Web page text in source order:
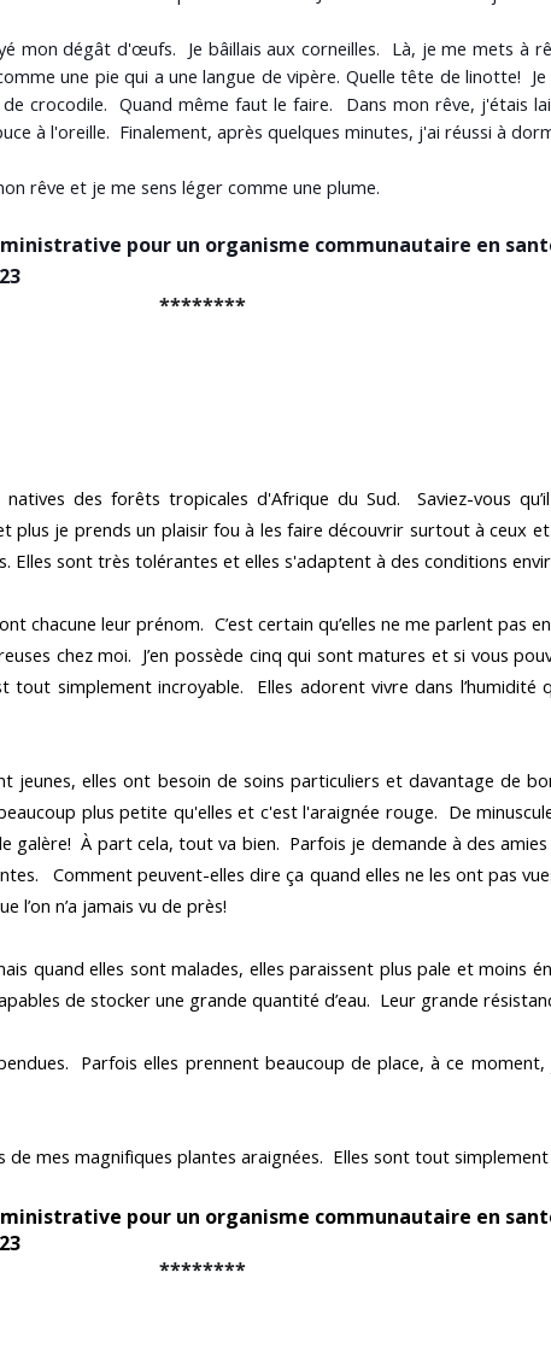
mon dégât d'œufs. Je bâillais aux corneilles. Là, je me mets à
une pie qui a une langue de vipère. Quelle tête de linotte!
crocodile. Quand même faut le faire. Dans mon rêve, j'étais
à l'oreille. Finalement, après quelques minutes, j'ai réussi à
rêve et je me sens léger comme une plume.
pour un organisme communautaire en
********
natives des forêts tropicales d'Afrique du Sud. Saviez-vous
plus je prends un plaisir fou à les faire découvrir surtout à ceux
Elles sont très tolérantes et elles s'adaptent à des conditions
chacune leur prénom. C’est certain qu’elles ne me parlent pas
chez moi. J’en possède cinq qui sont matures et si vous
tout simplement incroyable. Elles adorent vivre dans
jeunes, elles ont besoin de soins particuliers et davantage de
plus petite qu'elles et c'est l'araignée rouge. De
galère! À part cela, tout va bien. Parfois je demande à des
Comment peuvent-elles dire ça quand elles ne les ont pas
l’on n’a jamais vu de près!
quand elles sont malades, elles paraissent plus pale et moins
de stocker une grande quantité d’eau. Leur grande
Parfois elles prennent beaucoup de place, à ce moment,
mes magnifiques plantes araignées. Elles sont tout simplement
pour un organisme communautaire en
********